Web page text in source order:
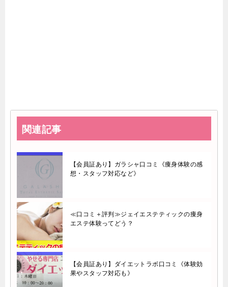
関連記事
【会員証あり】ガラシャ口コミ《痩身体験の感
想・スタッフ対応など》
≪口コミ＋評判≫ジェイエステティックの痩身
エステ体験ってどう？
【会員証あり】ダイエットラボ口コミ《体験効
果やスタッフ対応も》